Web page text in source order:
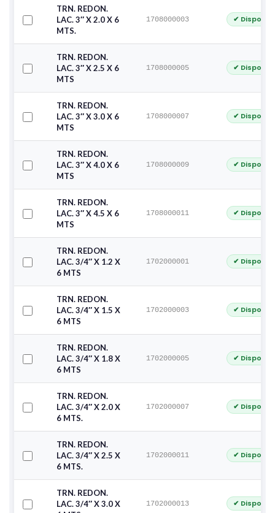
TRN. REDON.
LAC. 3″ X 2.0 X 6
MTS.
1708000003 ✔
TRN. REDON.
LAC. 3″ X 2.5 X 6
MTS
1708000005 ✔
TRN. REDON.
LAC. 3″ X 3.0 X 6
MTS
1708000007 ✔
TRN. REDON.
LAC. 3″ X 4.0 X 6
MTS
1708000009 ✔
TRN. REDON.
LAC. 3″ X 4.5 X 6
MTS
1708000011 ✔
TRN. REDON.
LAC. 3/4″ X 1.2 X
6 MTS
1702000001 ✔
TRN. REDON.
LAC. 3/4″ X 1.5 X
6 MTS
1702000003 ✔
TRN. REDON.
LAC. 3/4″ X 1.8 X
6 MTS
1702000005 ✔
TRN. REDON.
LAC. 3/4″ X 2.0 X
6 MTS.
1702000007 ✔
TRN. REDON.
LAC. 3/4″ X 2.5 X
6 MTS.
1702000011 ✔
TRN. REDON.
LAC. 3/4″ X 3.0 X
1702000013 ✔